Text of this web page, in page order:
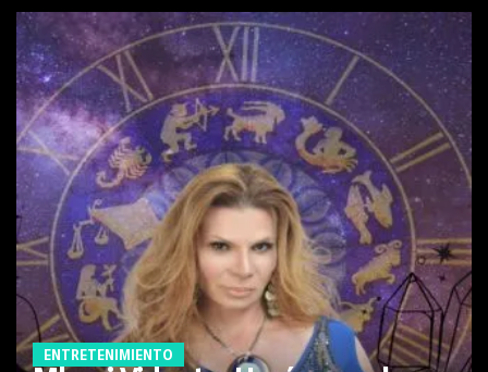
ENTRETENIMIENTO